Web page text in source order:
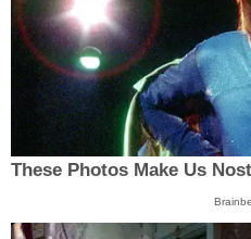
These Photos Make Us